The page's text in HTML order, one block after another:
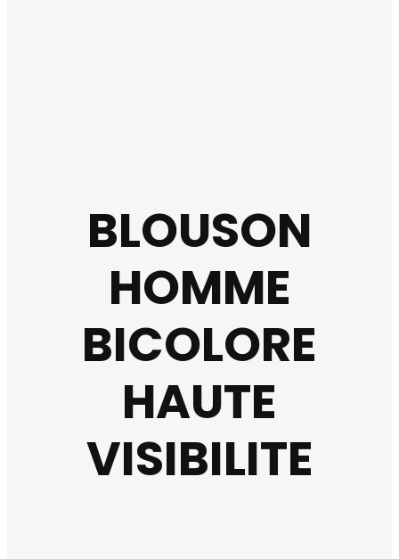
BLOUSON
HOMME
BICOLORE
HAUTE
VISIBILITE